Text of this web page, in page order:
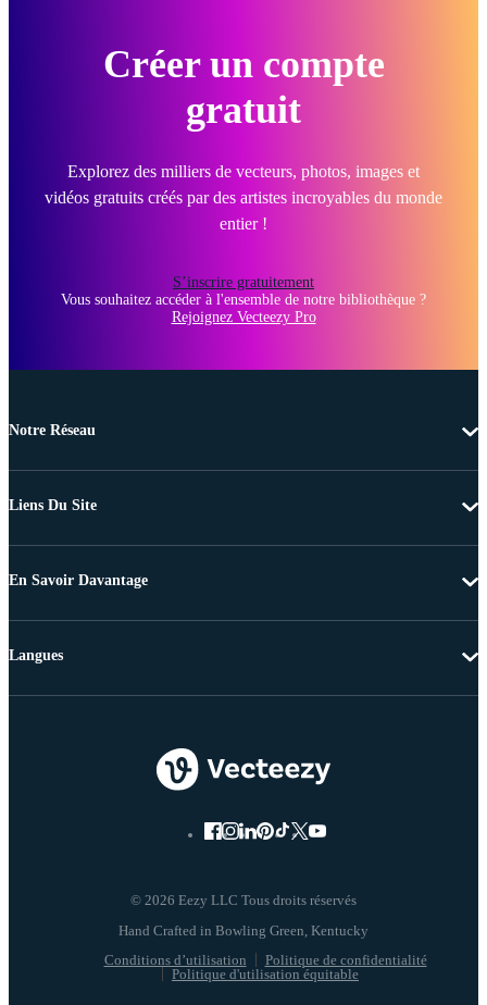
Créer un compte
gratuit
Explorez des milliers de vecteurs, photos, images et
vidéos gratuits créés par des artistes incroyables du monde
entier !
S’inscrire gratuitement
Vous souhaitez accéder à l'ensemble de notre bibliothèque ?
Rejoignez Vecteezy Pro
Notre Réseau
Liens Du Site
En Savoir Davantage
© 2026 Eezy LLC Tous droits réservés
Conditions d’utilisation
Politique de confidentialité
Politique d'utilisation équitable
Langues